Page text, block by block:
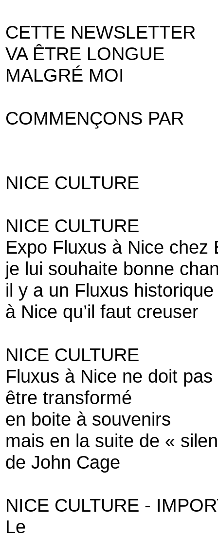
CETTE NEWSLETTER
VA ÊTRE LONGUE
MALGRÉ MOI
COMMENÇONS PAR
NICE CULTURE
NICE CULTURE
Expo Fluxus à Nice chez
je lui souhaite bonne
il y a un Fluxus historique
à Nice qu’il faut creuser
NICE CULTURE
Fluxus à Nice ne doit pas
être transformé
en boite à souvenirs
mais en la suite de «
de John Cage
NICE CULTURE -
Le